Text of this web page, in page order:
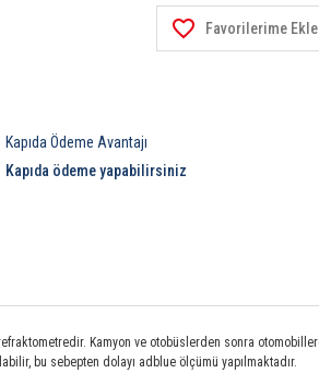
Kapıda Ödeme Avantajı
Kapıda ödeme yapabilirsiniz
Kamyon ve otobüslerden sonra
bu sebepten dolayı adblue ölçümü yapılmaktadır.